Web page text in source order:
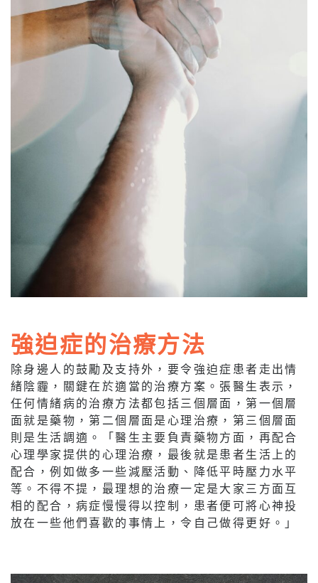
強迫症的治療方法
除身邊人的鼓勵及支持外，要令強迫症患者走出情
緒陰霾，關鍵在於適當的治療方案。張醫生表示，
任何情緒病的治療方法都包括三個層面，第一個層
面就是藥物，第二個層面是心理治療，第三個層面
則是生活調適。「醫生主要負責藥物方面，再配合
心理學家提供的心理治療，最後就是患者生活上的
配合，例如做多一些減壓活動、降低平時壓力水平
等。不得不提，最理想的治療一定是大家三方面互
相的配合，病症慢慢得以控制，患者便可將心神投
放在一些他們喜歡的事情上，令自己做得更好。」